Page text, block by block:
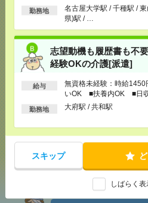
以上
勤務地
名古屋大学駅 / 千種駅 /
県)駅 / …
志望動機も履歴書も不
経験OKの介護[派遣]
給与
無資格未経験：時給
いOK ■扶養内OK ■日収
以上
勤務地 大府駅 / 共和駅
スキップ
しばらく
応募ペ
気になる！